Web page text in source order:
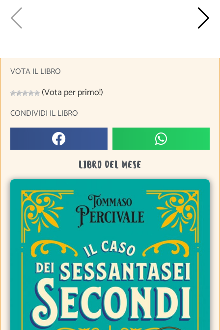
VOTA IL LIBRO
(Vota per primo!)
CONDIVIDI IL LIBRO
LIBRO DEL MESE